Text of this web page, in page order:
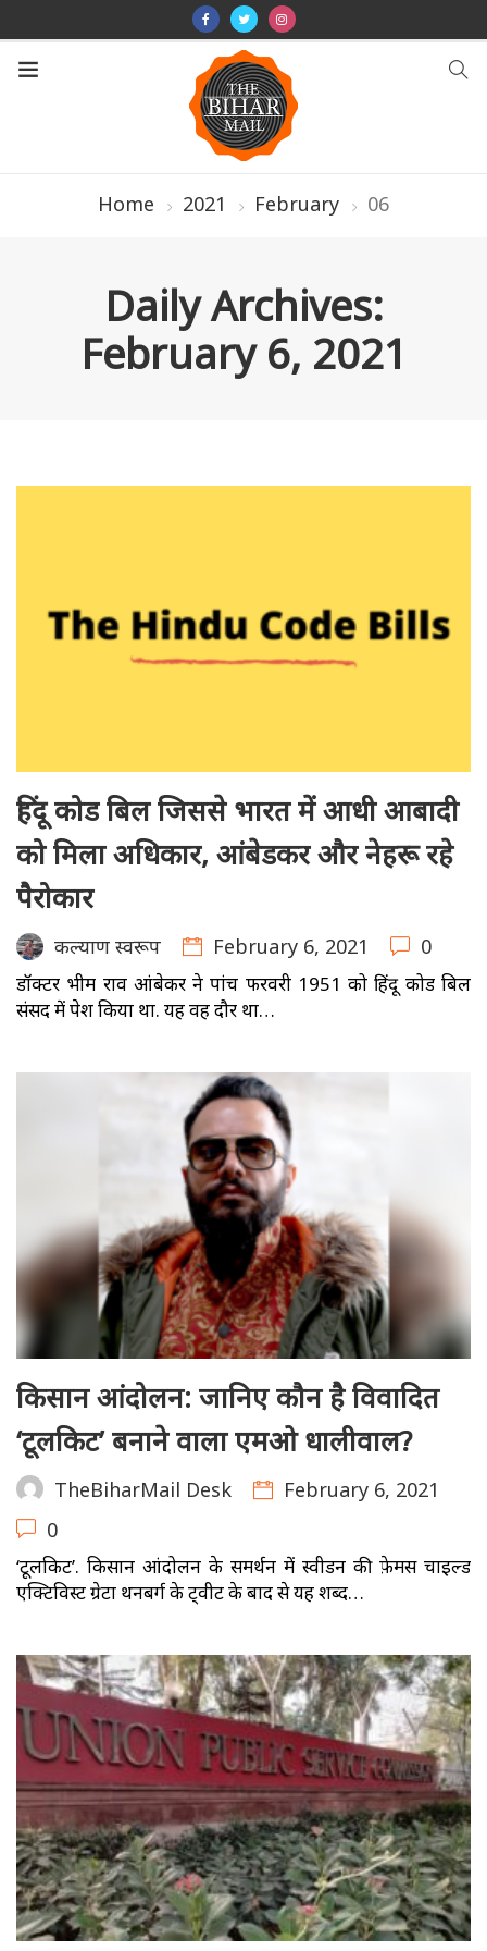
Home 2021 February 06
Daily Archives:
February 6, 2021
हिंदू कोड बिल जिससे भारत में आधी आबादी
को मिला अधिकार, आंबेडकर और नेहरू रहे
पैरोकार
कल्याण स्वरूप February 6, 2021 0
डॉक्टर भीम राव आंबेकर ने पांच फरवरी 1951 को हिंदू कोड बिल
संसद में पेश किया था. यह वह दौर था…
किसान आंदोलन: जानिए कौन है विवादित
‘टूलकिट’ बनाने वाला एमओ धालीवाल?
TheBiharMail Desk
February 6, 2021
0
‘टूलकिट’. किसान आंदोलन के समर्थन में स्वीडन की फ़ेमस चाइल्ड
एक्टिविस्ट ग्रेटा थनबर्ग के ट्वीट के बाद से यह शब्द…